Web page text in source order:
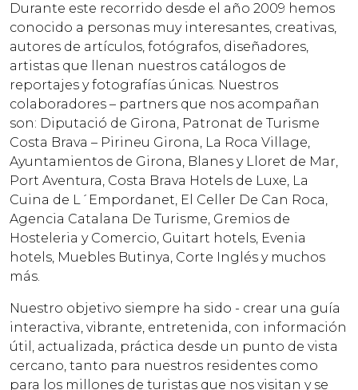
Durante este recorrido desde el año 2009 hemos
conocido a personas muy interesantes, creativas,
autores de artículos, fotógrafos, diseñadores,
artistas que llenan nuestros catálogos de
reportajes y fotografías únicas. Nuestros
colaboradores – partners que nos acompañan
son: Diputació de Girona, Patronat de Turisme
Costa Brava – Pirineu Girona, La Roca Village,
Ayuntamientos de Girona, Blanes y Lloret de Mar,
Port Aventura, Costa Brava Hotels de Luxe, La
Cuina de L´Empordanet, El Celler De Can Roca,
Agencia Catalana De Turisme, Gremios de
Hosteleria y Comercio, Guitart hotels, Evenia
hotels, Muebles Butinya, Corte Inglés y muchos
más.
Nuestro objetivo siempre ha sido - crear una guía
interactiva, vibrante, entretenida, con información
útil, actualizada, práctica desde un punto de vista
cercano, tanto para nuestros residentes como
para los millones de turistas que nos visitan y se